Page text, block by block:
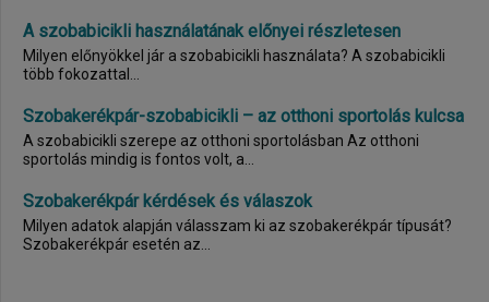
A szobabicikli használatának előnyei részletesen
Milyen előnyökkel jár a szobabicikli használata? A szobabicikli
több fokozattal...
Szobakerékpár-szobabicikli – az otthoni sportolás kulcsa
A szobabicikli szerepe az otthoni sportolásban Az otthoni
sportolás mindig is fontos volt, a...
Szobakerékpár kérdések és válaszok
Milyen adatok alapján válasszam ki az szobakerékpár típusát?
Szobakerékpár esetén az...